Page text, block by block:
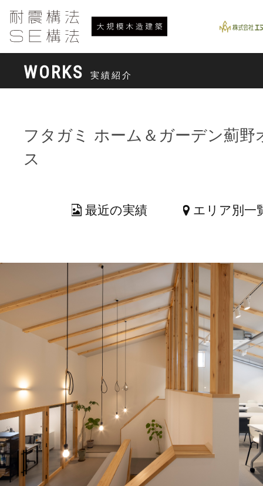
WORKS 実績紹介
フタガミ ホーム＆ガーデン薊野
ス
最近の実績 エリア別一